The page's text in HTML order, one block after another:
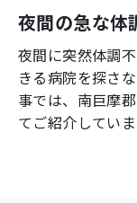
よくあるご質問
夜間の急な体
夜間に突然体調
きる病院を探さ
事では、 南巨摩
てご紹介していま